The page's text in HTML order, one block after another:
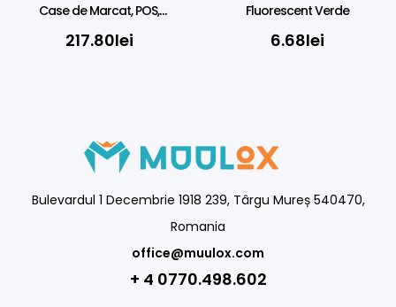
Case de Marcat, POS,
Calculatoare, Imprimante
217.80lei
Fluorescent Verde
6.68lei
Bulevardul 1 Decembrie 1918 239, Târgu Mureș 540470,
Romania
office@muulox.com
+ 4 0770.498.602